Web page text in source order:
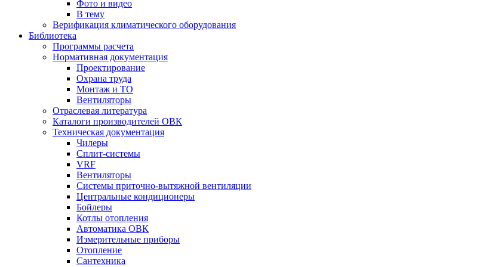
Фото и видео
В тему
Верификация климатического оборудования
Библиотека
Программы расчета
Нормативная документация
Проектирование
Охрана труда
Монтаж и ТО
Вентиляторы
Отраслевая литература
Каталоги производителей ОВК
Техническая документация
Чилеры
Сплит-системы
VRF
Вентиляторы
Системы приточно-вытяжной вентиляции
Центральные кондиционеры
Бойлеры
Котлы отопления
Автоматика ОВК
Измерительные приборы
Отопление
Сантехника